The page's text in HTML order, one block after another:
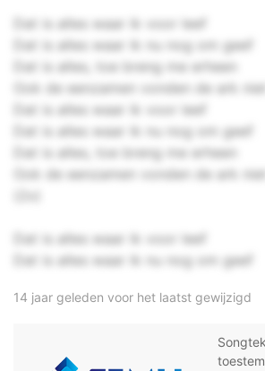
Dat is alles waar ik voor leef
Dat is alles waar ik nu nog om geef
Dat is alles, toe breng me erheen
Ook de eenzamen vonden de ark
Dat is alles waar ik voor leef
Dat is alles waar ik nu nog om geef
Dat is alles, toe breng me erheen
Ook de eenzamen vonden de ark
Dat is alles waar ik voor leef
Dat is alles waar ik nu nog om geef
14 jaar geleden voor het laatst gewijzigd